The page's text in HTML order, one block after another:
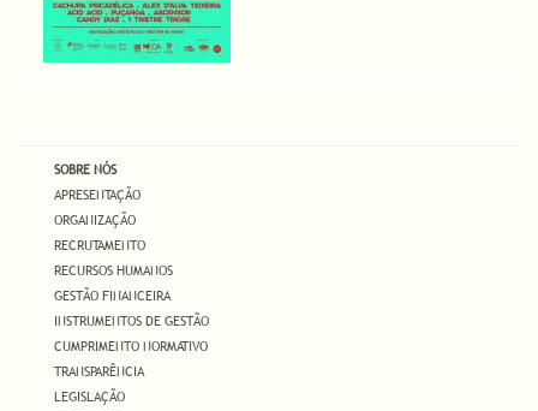
SOBRE NÓS
APRESENTAÇÃO
ORGANIZAÇÃO
RECRUTAMENTO
RECURSOS HUMANOS
GESTÃO FINANCEIRA
INSTRUMENTOS DE GESTÃO
CUMPRIMENTO NORMATIVO
TRANSPARÊNCIA
LEGISLAÇÃO